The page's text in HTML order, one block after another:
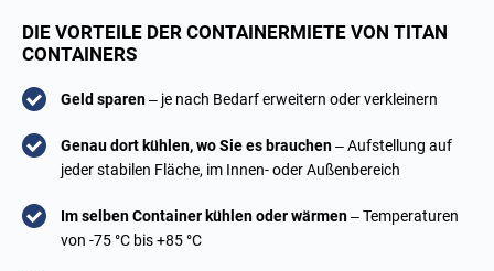
DIE VORTEILE DER CONTAINERMIETE VON TITAN
CONTAINERS
Geld sparen– je nach Bedarf erweitern oder verkleinern
Genau dort kühlen, wo Sie es brauchen– Aufstellung auf
jeder stabilen Fläche, im Innen- oder Außenbereich
Im selben Container kühlen oder wärmen– Temperaturen
von -75 °C bis +85 °C